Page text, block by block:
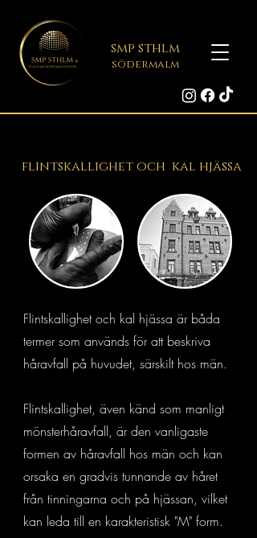
smp sthlm
södermalm
flintskallighet och kal hjässa
Flintskallighet och kal hjässa är båda
termer som används för att beskriva
håravfall på huvudet, särskilt hos män.
Flintskallighet, även känd som manligt
mönsterhåravfall, är den vanligaste
formen av håravfall hos män och kan
orsaka en gradvis tunnande av håret
från tinningarna och på hjässan, vilket
kan leda till en karakteristisk "M" form.